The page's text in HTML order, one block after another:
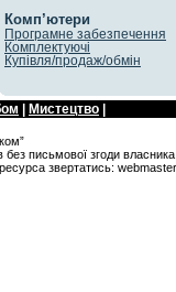
Комп’ютери
Програмне забезпечення
Комплектуючі
Купівля/продаж/обмін
Мистецтво
письмової згоди
звертатись: